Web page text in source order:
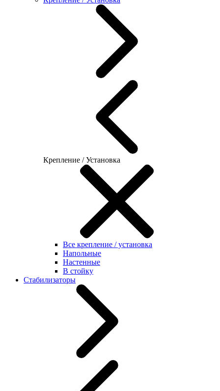
Крепление / Установка
Все крепление / установка
Напольные
Настенные
В стойку
Стабилизаторы